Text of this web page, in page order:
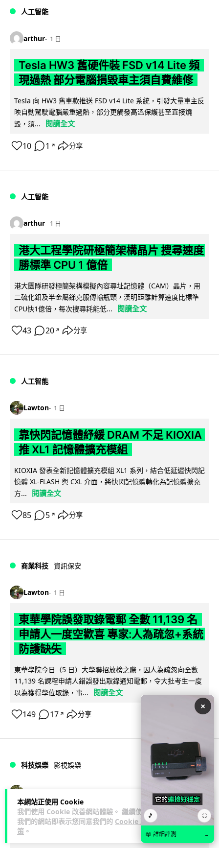
本網站正使用 Cookie
我們使用 Cookie 改善網站體驗。 繼續使用
我們的網站即表示您同意我們的 Cookie 政
策 。
人工智能
arthur 1 日
Tesla HW3 舊硬件裝 FSD v14 Lite 頻
現過熱 部分電腦損毀車主須自費維修
Tesla 向 HW3 舊車款推送 FSD v14 Lite 系統，引發大量車主反
映自動駕駛電腦嚴重過熱，部分更觸發高溫保護甚至直接燒
毀，須...
閱讀全文
10 1 ↗ 分享
人工智能
arthur 1 日
港大工程學院研極簡架構晶片 搜尋速度
勝標準 CPU 1 億倍
港大團隊研發極簡架構模擬內容尋址記憶體（CAM）晶片，用
二硫化鉬及半金屬銻克服傳輸瓶頸，漢明距離計算速度比標準
CPU快1億倍，每次搜尋耗能低...
閱讀全文
43 20 ↗ 分享
人工智能
Lawton 1 日
靠快閃記憶體紓緩 DRAM 不足 KIOXIA
推 XL1 記憶體擴充模組
KIOXIA 發表全新記憶體擴充模組 XL1 系列，結合低延遲快閃記
憶體 XL-FLASH 與 CXL 介面，將快閃記憶體轉化為記憶體擴充
方...
閱讀全文
85 5 ↗ 分享
商業科技 資訊保安
Lawton 1 日
東華學院誤發取錄電郵 全數 11,139 名
申請人一度空歡喜 專家:人為疏忽+系統
防護缺失
東華學院今日（5 日）大學聯招放榜之際，因人為疏忽向全數
11,139 名課程申請人錯誤發出取錄通知電郵，令大批考生一度
以為獲得學位取錄，事...
閱讀全文
149 17 ↗ 分享
科技娛樂 影視娛樂
Nicolas Cage 主演未上映電影 Netflix
遺失未加密母帶 被索償 8.19 億港元
×
🎵 ⛶
📖 詳細評測 →